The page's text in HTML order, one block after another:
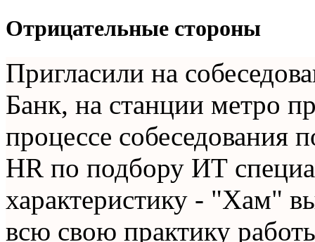
Отрицательные стороны
Пригласили на
Банк, на станции метро
процессе собеседования
HR по подбору ИТ
характеристику - "Хам"
всю свою практику